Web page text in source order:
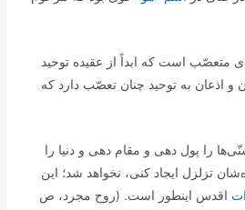
متعصّب است كه ابداً از عقيده توحيد
و اذعان به توحيد چنان تعصّب دارد كه
را پول دهى و مقام دهى و دنيا را
تزلزل ايجاد كنى، نخواهد شد؛ اين
اقدس اين‏طور است. (روح مجرد، ص